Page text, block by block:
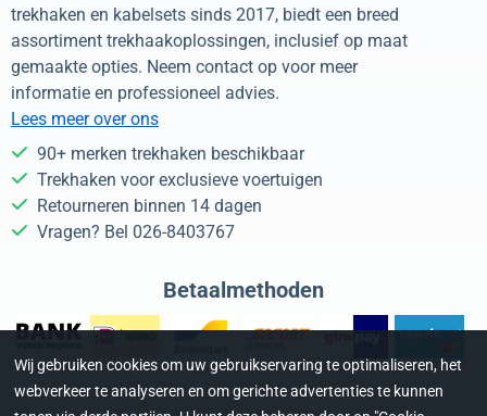
trekhaken en kabelsets sinds 2017, biedt een breed
assortiment trekhaakoplossingen, inclusief op maat
gemaakte opties. Neem contact op voor meer
informatie en professioneel advies.
Lees meer over ons
90+ merken trekhaken beschikbaar
Trekhaken voor exclusieve voertuigen
Retourneren binnen 14 dagen
Vragen? Bel 026-8403767
Betaalmethoden
Wij gebruiken cookies om uw gebruikservaring te optimaliseren, het
webverkeer te analyseren en om gerichte advertenties te kunnen